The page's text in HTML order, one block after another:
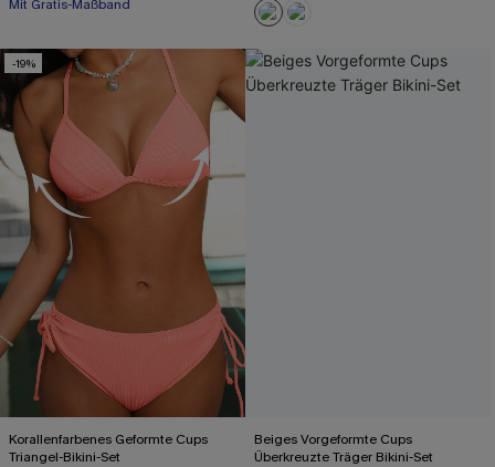
Mit Gratis-Maßband
-19%
Korallenfarbenes Geformte Cups
Triangel-Bikini-Set
Beiges Vorgeformte Cups
Überkreuzte Träger Bikini-Set